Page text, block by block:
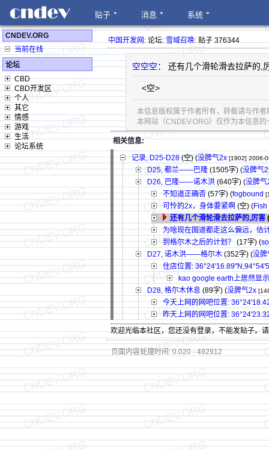
贴子 消息 系统
CNDEV.ORG
当前在线
论坛
CBD
CBD开发区
个人
其它
情感
游戏
生活
论坛系统
中国开发网: 论坛:雪域召唤: 贴子 376344
空空空： 还有几个滑轮滑去拉萨的,
<空>
本信息版权属于作者所有，转载请与作
本网站（CNDEV.ORG）仅作为本信息
相关信息:
记录, D25-D28(空) (没脾气2x [1902] 2006-
D25, 都兰——巴隆 (1505字)(没脾气
D26, 巴隆——诺木洪 (640字) (没脾气
不知道正确否 (57字)(fogbound
可怜的2x，身体要紧啊(空) (Fish
还有几个滑轮滑去拉萨的,厉害
为啥现在国道都走这么偏远，估
到格尔木之后的计划？ (17字)(
D27, 诺木洪——格尔木 (352字) (没脾
住店位置:
kao google earth上居然显
D28, 格尔木休息 (89字) (没脾气2x
今天上网的网吧位置:
昨天上网的网吧位置:
欢迎光临本社区，您还没有登录，不能发贴子。
页面内容处理时间: 0.020 - 492912